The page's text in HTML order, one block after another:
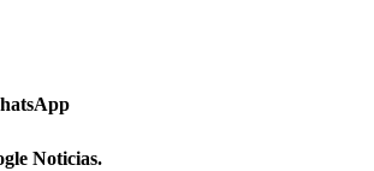
Noticias.